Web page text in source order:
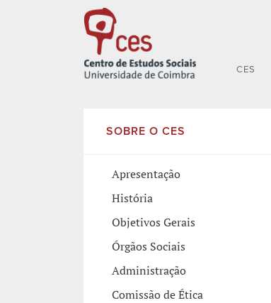
CES
SOBRE O CES
Apresentação
História
Objetivos Gerais
Órgãos Sociais
Administração
Comissão de Ética